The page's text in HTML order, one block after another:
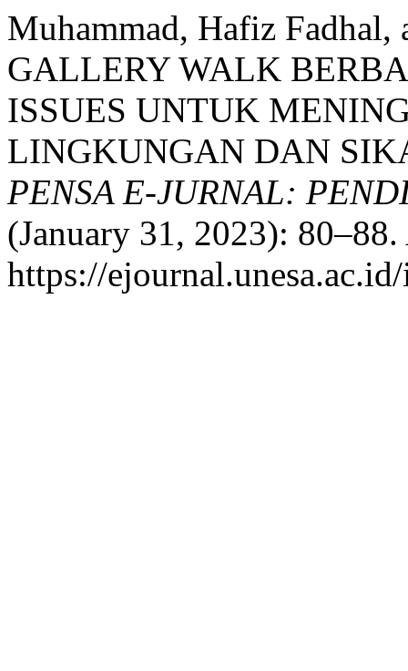
Muhammad, Hafiz Fadhal,
GALLERY WALK
ISSUES UNTUK
LINGKUNGAN DAN
PENSA E-JURNAL:
(January 31, 2023):
https://